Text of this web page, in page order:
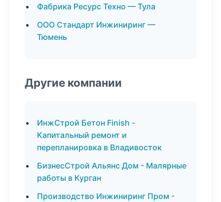
Фабрика Ресурс Техно — Тула
ООО Стандарт Инжиниринг —
Тюмень
Другие компании
ИнжСтрой Бетон Finish -
Капитальный ремонт и
перепланировка в Владивосток
БизнесСтрой Альянс Дом - Малярные
работы в Курган
Производство Инжиниринг Пром -